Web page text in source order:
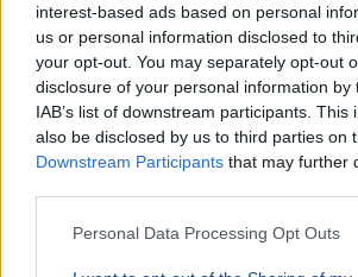
interest-based ads based on personal
us or personal information disclosed to
your opt-out. You may separately opt-out
disclosure of your personal information by
IAB’s list of downstream participants. This
also be disclosed by us to third parties on
Downstream Participants that may further
Personal Data Processing Opt Outs
USA Donald Trump
A hatóságok fegyverrel és
egy férfit Donald Trump kaliforniai
látogatása előtt.Bővebben...
KÜLFÖLD 2026. augusztus 4.